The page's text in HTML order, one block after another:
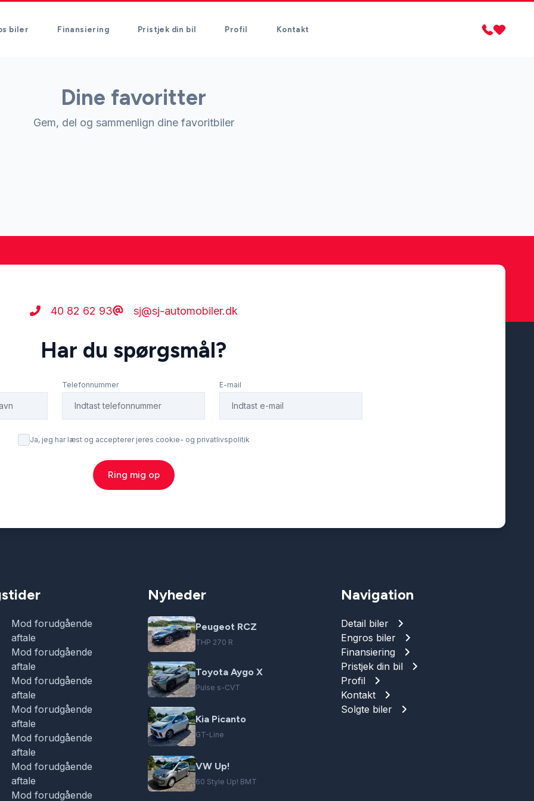
biler Finansiering Pristjek din bil Profil Kontakt
Dine favoritter
Gem, del og sammenlign dine favoritbiler
40 82 62 93 sj@sj-automobiler.dk
Har du spørgsmål?
Telefonnummer E-mail
Ja, jeg har læst og accepterer jeres cookie- og privatlivspolitik
Ring mig op
Mod forudgående
aftale
Mod forudgående
aftale
Mod forudgående
aftale
Mod forudgående
aftale
Mod forudgående
aftale
Mod forudgående
aftale
Mod forudgående
Nyheder
Peugeot RCZ
THP 270 R
Toyota Aygo X
Pulse s-CVT
Kia Picanto
GT-Line
VW Up!
60 Style Up! BMT
Navigation
Detail biler
Engros biler
Finansiering
Pristjek din bil
Profil
Kontakt
Solgte biler